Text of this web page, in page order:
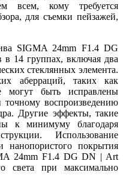
всем, кому требуется
для съемки пейзажей,
SIGMA 24mm F1.4 DG
в 14 группах, включая два
стеклянных элемента.
аберраций, таких как
могут быть исправлены
точному воспроизведению
Другие эффекты, такие
к минимуму благодаря
Использование
нанопористого покрытия
24mm F1.4 DG DN | Art
света при максимально